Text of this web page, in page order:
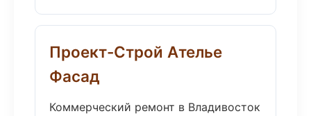
Проект-Строй Ателье
Фасад
Коммерческий ремонт в Владивосток